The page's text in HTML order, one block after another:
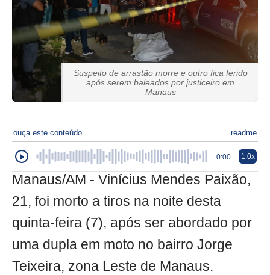
Suspeito de arrastão morre e outro fica ferido
após serem baleados por justiceiro em
Manaus
ouça este conteúdo readme
0:00 1.0x
Manaus/AM - Vinícius Mendes Paixão,
21, foi morto a tiros na noite desta
quinta-feira (7), após ser abordado por
uma dupla em moto no bairro Jorge
Teixeira, zona Leste de Manaus.